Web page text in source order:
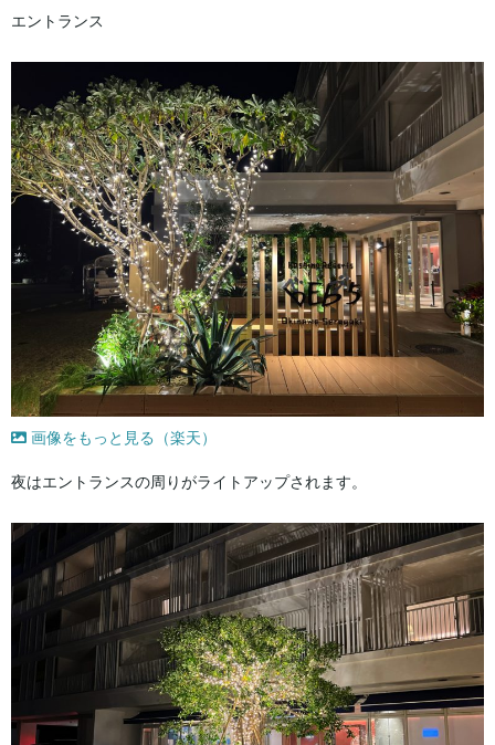
エントランス
画像をもっと見る（楽天）
夜はエントランスの周りがライトアップされます。